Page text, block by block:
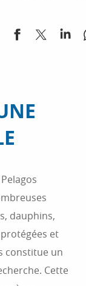
dauphins,
et
constitue un
Cette